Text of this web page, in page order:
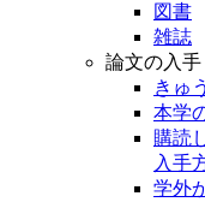
図書
雑誌
論文の入手
きゅ
本学
購読
入手
学外